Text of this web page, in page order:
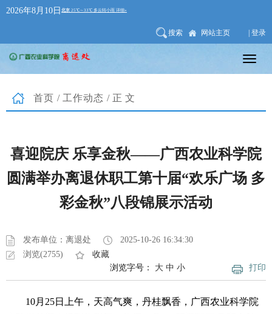
2026年8月10日
搜索 网站主页 | 登录
首页 / 工作动态 /正文
喜迎院庆 乐享金秋——广西农业科学院
圆满举办离退休职工第十届“欢乐广场 多
彩金秋”八段锦展示活动
发布单位：离退处
2025-10-26 16:34:30
浏览(2755)
收藏
打印
浏览字号： 大 中 小
10月25日上午，天高气爽，丹桂飘香，广西农业科学院